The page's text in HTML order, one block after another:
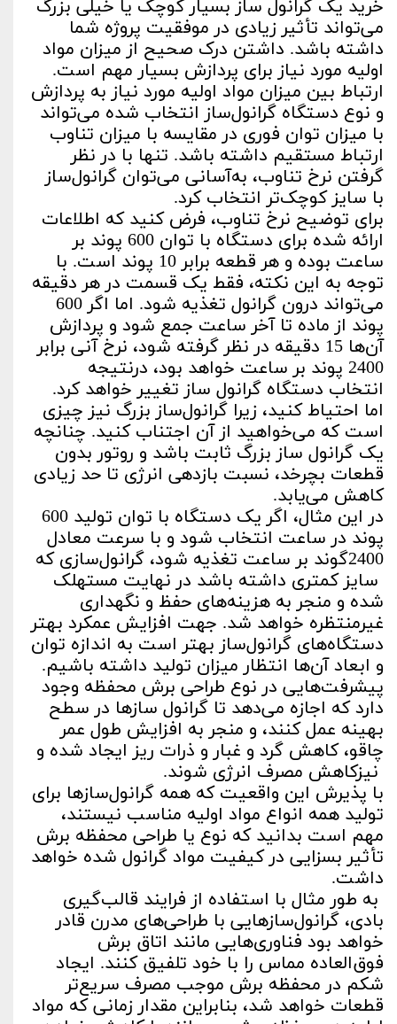
خرید یک گرانول ساز بسیار کوچک یا خیلی بزرگ
می‌تواند تأثیر زیادی در موفقیت پروژه شما
داشته باشد. داشتن درک صحیح از میزان مواد
اولیه مورد نیاز برای پردازش بسیار مهم است.
ارتباط بین میزان مواد اولیه مورد نیاز به پردازش
و نوع دستگاه گرانول‌ساز انتخاب شده می‌تواند
با میزان توان فوری در مقایسه با میزان تناوب
ارتباط مستقیم داشته باشد. تنها با در نظر
گرفتن نرخ تناوب، به‌آسانی می‌توان گرانول‌ساز
با سایز کوچک‌تر انتخاب کرد.
برای توضیح نرخ تناوب، فرض کنید که اطلاعات
ارائه شده برای دستگاه با توان 600 پوند بر
ساعت بوده و هر قطعه برابر 10 پوند است. با
توجه به این نکته، فقط یک قسمت در هر دقیقه
می‌تواند درون گرانول تغذیه شود. اما اگر 600
پوند از ماده تا آخر ساعت جمع شود و پردازش
آن‌ها 15 دقیقه در نظر گرفته شود، نرخ آنی برابر
2400 پوند بر ساعت خواهد بود، درنتیجه
انتخاب دستگاه گرانول ساز تغییر خواهد کرد.
اما احتیاط کنید، زیرا گرانول‌ساز بزرگ نیز چیزی
است که می‌خواهید از آن اجتناب کنید. چنانچه
یک گرانول ساز بزرگ ثابت باشد و روتور بدون
قطعات بچرخد، نسبت بازدهی انرژی تا حد زیادی
کاهش می‌یابد.
در این مثال، اگر یک دستگاه با توان تولید 600
پوند در ساعت انتخاب شود و با سرعت معادل
2400گوند بر ساعت تغذیه شود، گرانول‌سازی که
سایز کمتری داشته باشد در نهایت مستهلک
شده و منجر به هزینه‌های حفظ و نگهداری
غیرمنتظره خواهد شد. جهت افزایش عمکرد بهتر
دستگاه‌های گرانول‌ساز بهتر است به اندازه توان
و ابعاد آن‌ها انتظار میزان تولید داشته باشیم.
پیشرفت‌هایی در نوع طراحی برش محفظه وجود
دارد که اجازه می‌دهد تا گرانول سازها در سطح
بهینه عمل کنند، و منجر به افزایش طول عمر
چاقو، کاهش گرد و غبار و ذرات ریز ایجاد شده و
نیزکاهش مصرف انرژی شوند.
با پذیرش این واقعیت که همه گرانول‌سازها برای
تولید همه انواع مواد اولیه مناسب نیستند،
مهم است بدانید که نوع یا طراحی محفظه برش
تأثیر بسزایی در کیفیت مواد گرانول شده خواهد
داشت.
به طور مثال با استفاده از فرایند قالب‌گیری
بادی، گرانول‌سازهایی با طراحی‌های مدرن قادر
خواهد بود فناوری‌هایی مانند اتاق برش
فوق‌العاده مماس را با خود تلفیق کنند. ایجاد
شکم در محفظه برش موجب مصرف سریع‌تر
قطعات خواهد شد، بنابراین مقدار زمانی که مواد